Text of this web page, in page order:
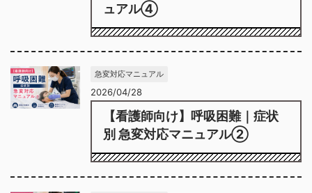
ュアル④
急変対応マニュアル
2026/04/28
【看護師向け】呼吸困難｜症状
別 急変対応マニュアル②